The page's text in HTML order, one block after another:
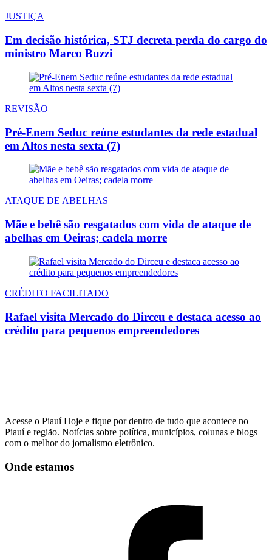
JUSTIÇA
Em decisão histórica, STJ decreta perda do cargo do
ministro Marco Buzzi
REVISÃO
Pré-Enem Seduc reúne estudantes da rede estadual
em Altos nesta sexta (7)
ATAQUE DE ABELHAS
Mãe e bebê são resgatados com vida de ataque de
abelhas em Oeiras; cadela morre
CRÉDITO FACILITADO
Rafael visita Mercado do Dirceu e destaca acesso ao
crédito para pequenos empreendedores
Acesse o Piauí Hoje e fique por dentro de tudo que acontece no
Piauí e região. Notícias sobre política, municípios, colunas e blogs
com o melhor do jornalismo eletrônico.
Onde estamos